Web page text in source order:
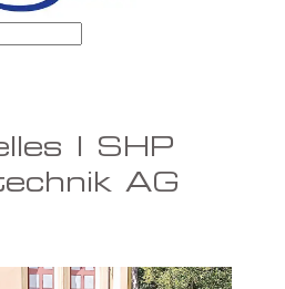
| SHP
AG